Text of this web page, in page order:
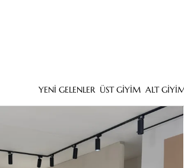
YENİ GELENLER ÜST GİYİM ALT